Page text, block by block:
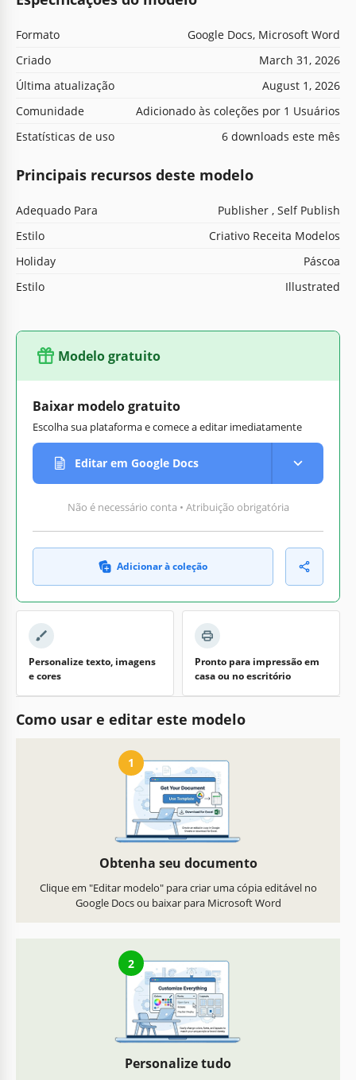
Formato
Google Docs, Microsoft Word
Criado
March 31, 2026
Última atualização
August 1, 2026
Comunidade
Adicionado às coleções por 1 Usuários
Estatísticas de uso
6 downloads este mês
Principais recursos deste modelo
Adequado Para
Publisher , Self Publish
Estilo
Criativo Receita Modelos
Holiday
Páscoa
Estilo
Illustrated
Modelo gratuito
Baixar modelo gratuito
Escolha sua plataforma e comece a editar imediatamente
Editar em Google Docs
Não é necessário conta • Atribuição obrigatória
Adicionar à coleção
Personalize texto, imagens
e cores
Pronto para impressão em
casa ou no escritório
Como usar e editar este modelo
1
Obtenha seu documento
Clique em "Editar modelo" para criar uma cópia editável no
Google Docs ou baixar para Microsoft Word
2
Personalize tudo